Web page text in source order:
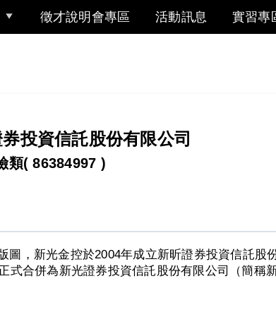
徵才說明會專區 活動訊息 實習專
投資信託股份有限公司
類( 86384997 )
圖，新光金控於2004年成立新昕證券投資信託
式合併為新光證券投資信託股份有限公司（簡稱